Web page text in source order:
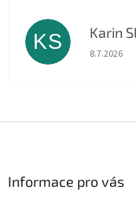
KS Karin
8.7.2026
Informace pro vás